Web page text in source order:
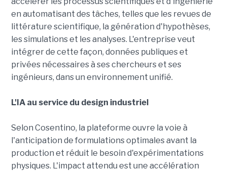
en automatisant des tâches, telles que les revues de
littérature scientifique, la génération d'hypothèses,
les simulations et les analyses. L'entreprise veut
intégrer de cette façon, données publiques et
privées nécessaires à ses chercheurs et ses
ingénieurs, dans un environnement unifié.
L'IA au service du design industriel
Selon Cosentino, la plateforme ouvre la voie à
l'anticipation de formulations optimales avant la
production et réduit le besoin d'expérimentations
physiques. L'impact attendu est une accélération